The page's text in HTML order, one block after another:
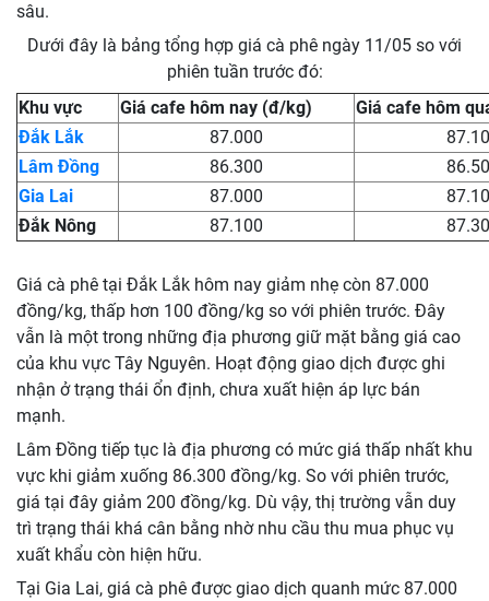
sâu.
Dưới đây là bảng tổng hợp giá cà phê ngày 11/05 so với
phiên tuần trước đó:
Khu vực
Giá cafe hôm nay (đ/kg)
Giá cafe hôm
Đắk Lắk
87.000
Lâm Đồng
86.300
Gia Lai
87.000
Đắk Nông
87.100
Giá cà phê tại Đắk Lắk hôm nay giảm nhẹ còn 87.000
đồng/kg, thấp hơn 100 đồng/kg so với phiên trước. Đây
vẫn là một trong những địa phương giữ mặt bằng giá cao
của khu vực Tây Nguyên. Hoạt động giao dịch được ghi
nhận ở trạng thái ổn định, chưa xuất hiện áp lực bán
mạnh.
Lâm Đồng tiếp tục là địa phương có mức giá thấp nhất khu
vực khi giảm xuống 86.300 đồng/kg. So với phiên trước,
giá tại đây giảm 200 đồng/kg. Dù vậy, thị trường vẫn duy
trì trạng thái khá cân bằng nhờ nhu cầu thu mua phục vụ
xuất khẩu còn hiện hữu.
Tại Gia Lai, giá cà phê được giao dịch quanh mức 87.000